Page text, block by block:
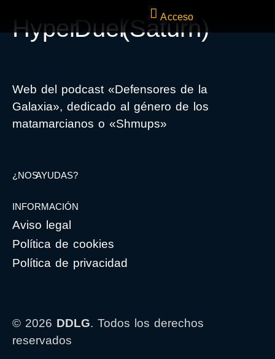
Acceso
Hyper Duel (Saturn)
Web del podcast «Defensores de la
Galaxia», dedicado al género de los
matamarcianos o «Shmups»
¿NOS AYUDAS?
INFORMACIÓN
Aviso legal
Política de cookies
Política de privacidad
© 2026 DDLG. Todos los derechos
reservados